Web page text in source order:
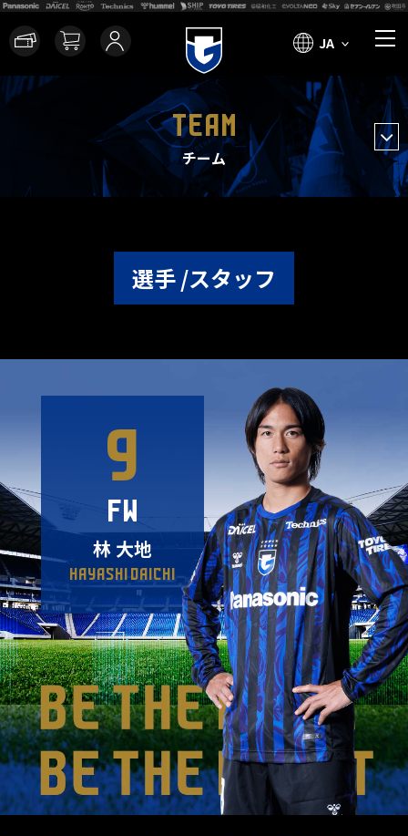
JA
TEAM
チーム
選手 /スタッフ
9
FW
林 大地
HAYASHI DAICHI